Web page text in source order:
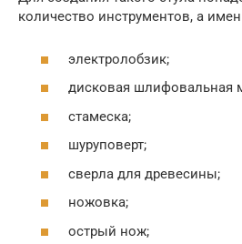
количество инструментов, а
электролобзик;
дисковая шлифовальная
стамеска;
шуруповерт;
сверла для древесины;
ножовка;
острый нож;